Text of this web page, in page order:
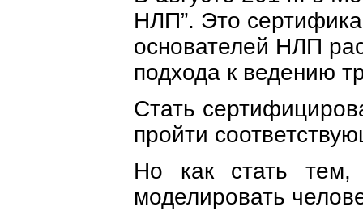
НЛП”. Это
основателей НЛП
подхода к ведению
Стать
пройти
Но как стать тем,
моделировать